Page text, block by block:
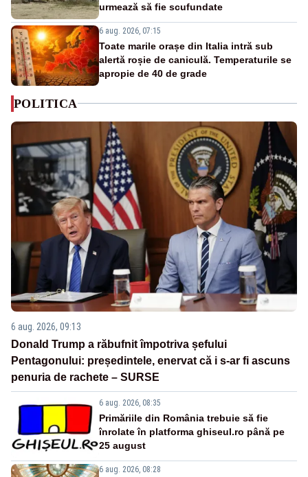
urmează să fie scufundate
6 aug. 2026, 07:15
Toate marile orașe din Italia intră sub
alertă roșie de caniculă. Temperaturile se
apropie de 40 de grade
POLITICA
6 aug. 2026, 09:13
Donald Trump a răbufnit împotriva șefului
Pentagonului: președintele, enervat că i s-ar fi ascuns
penuria de rachete – SURSE
6 aug. 2026, 08:35
Primăriile din România trebuie să fie
înrolate în platforma ghiseul.ro până pe
25 august
6 aug. 2026, 08:28